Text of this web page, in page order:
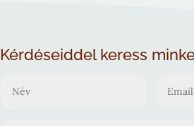
Kérdéseiddel keress